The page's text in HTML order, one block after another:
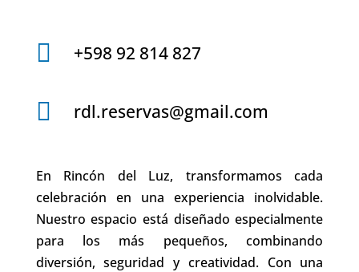
 +598 92 814 827
 rdl.reservas@gmail.com
En Rincón del Luz, transformamos cada
celebración en una experiencia inolvidable.
Nuestro espacio está diseñado especialmente
para los más pequeños, combinando
diversión, seguridad y creatividad. Con una